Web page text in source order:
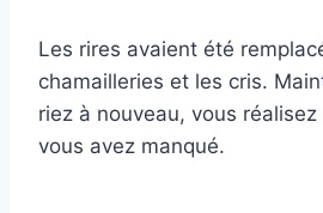
Les rires avaient été
chamailleries et les cris.
riez à nouveau, vous
vous avez manqué.